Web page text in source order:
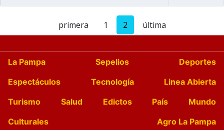
primera 1 2 última
La Pampa Sepelios
Deportes
Espectáculos
Tecnología
Linea Abierta
Turismo
Salud Edictos País
Mundo
Culturales
Agro La Pampa